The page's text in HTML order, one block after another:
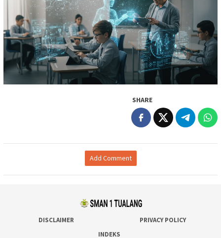
SHARE
Add Comment
DISCLAIMER
PRIVACY POLICY
INDEKS